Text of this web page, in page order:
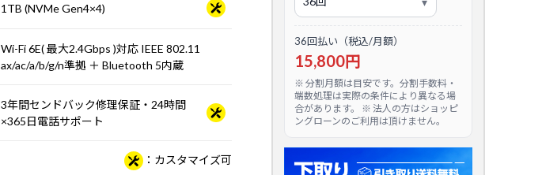
1TB (NVMe Gen4×4)
Wi-Fi 6E( 最大2.4Gbps )対応 IEEE 802.11
ax/ac/a/b/g/n準拠 ＋ Bluetooth 5内蔵
3年間センドバック修理保証・24時間
×365日電話サポート
カスタマイズ可
36回払い（税込/月額）
15,800円
※ 分割月額は目安です。分割手数料・
端数処理は実際の条件により異なる場
合があります。 ※ 法人の方はショッピ
ングローンのご利用は頂けません。